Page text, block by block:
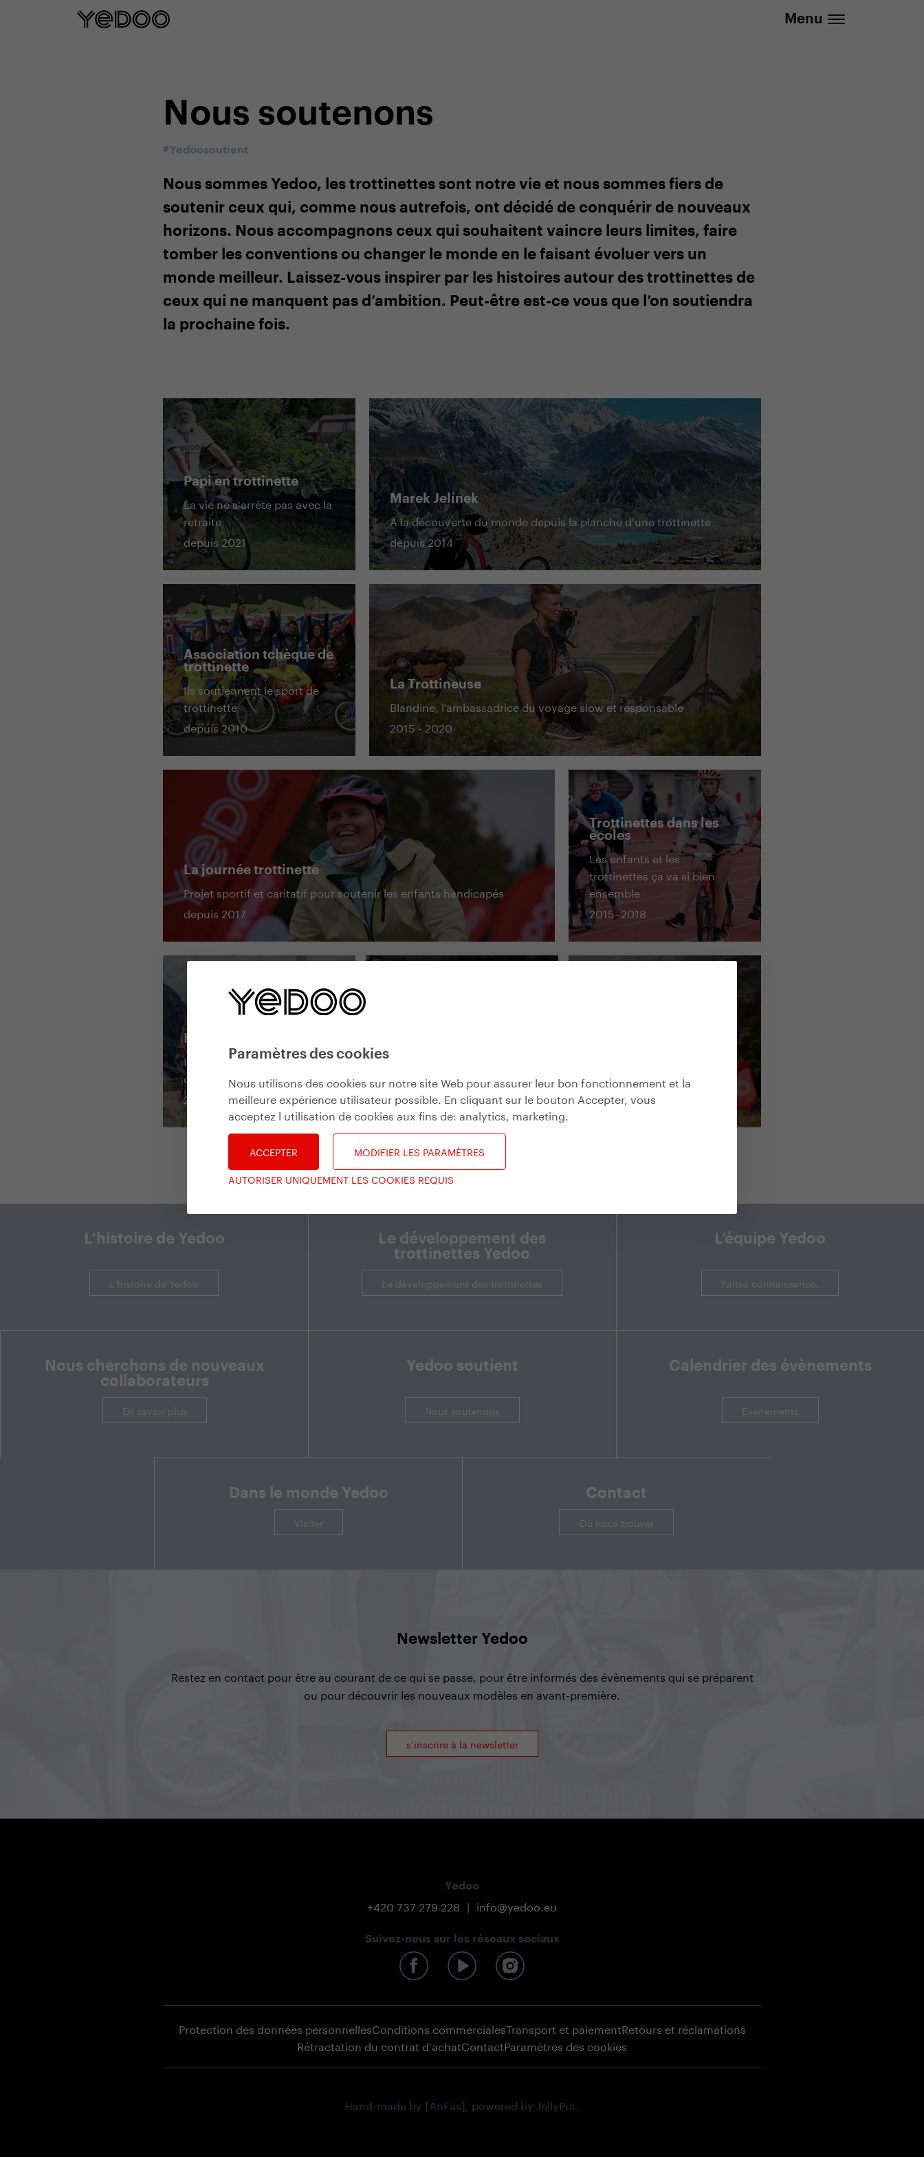
Paramètres des cookies
Nous utilisons des cookies sur notre site Web pour assurer leur bon fonctionnement et la
meilleure expérience utilisateur possible. En cliquant sur le bouton Accepter, vous
acceptez l utilisation de cookies aux fins de: analytics, marketing
ACCEPTER
MODIFIER LES PARAMÈTRES
AUTORISER UNIQUEMENT LES COOKIES REQUIS
Menu
Nous soutenons
#Yedoosoutient
Nous sommes Yedoo, les trottinettes sont notre vie et nous sommes fiers de
soutenir ceux qui, comme nous autrefois, ont décidé de conquérir de nouveaux
horizons. Nous accompagnons ceux qui souhaitent vaincre leurs limites, faire
tomber les conventions ou changer le monde en le faisant évoluer vers un
monde meilleur. Laissez-vous inspirer par les histoires autour des trottinettes de
ceux qui ne manquent pas d’ambition. Peut-être est-ce vous que l’on soutiendra
la prochaine fois.
Papi en trottinette
La vie ne s'arrête pas avec la
retraite
depuis 2021
Marek Jelínek
A la découverte du monde depuis la planche d'une trottinette
depuis 2014
Association tchèque de
trottinette
Ils soutiennent le sport de
trottinette
depuis 2010
La Trottineuse
Blandine, l’ambassadrice du voyage slow et responsable
2015 - 2020
La journée trottinette
Projet sportif et caritatif pour soutenir les enfants handicapés
depuis 2017
Trottinettes dans les
écoles
Les enfants et les
trottinettes ça va si bien
ensemble
2015–2018
Kick Italy
Ils ont conquis le Tour
d’Italie en trottinette
2017
Ils ont vaincu le Tour de
France en trottinette
2013
Louez une trottinette
depuis 2017
L’histoire de Yedoo
L’histoire de Yedoo
Le développement des
trottinettes Yedoo
Le développement des trottinettes
L’équipe Yedoo
Faites connaissance.
Nous cherchons de nouveaux
collaborateurs
En savoir plus
Yedoo soutient
Nous soutenons
Calendrier des évènements
Evènements
Dans le monde Yedoo
Visiter
Contact
Où nous trouver
Newsletter Yedoo
Restez en contact pour être au courant de ce qui se passe, pour être informés des évènements qui se préparent
ou pour découvrir les nouveaux modèles en avant-première.
s’inscrire à la newsletter
Yedoo
+420 737 279 228 | info@yedoo.eu
Suivez-nous sur les réseaux sociaux
Protection des données personnellesConditions commercialesTransport et paiementRetours et réclamations
Rétractation du contrat d'achatContactParamètres des cookies
Hand-made by [AnFas], powered by JellyPot.